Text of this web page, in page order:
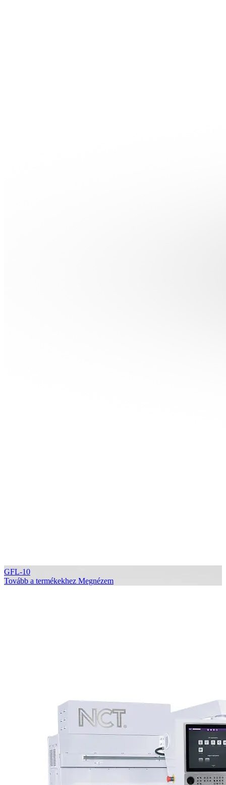
GFL-10
Tovább a termékekhez Megnézem